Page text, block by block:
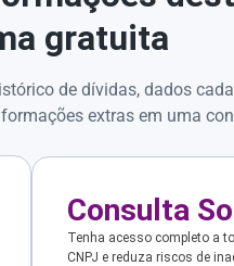
gratuita
de dívidas, dados
extras em uma
Consulta
Tenha acesso completo a
CNPJ e reduza riscos de